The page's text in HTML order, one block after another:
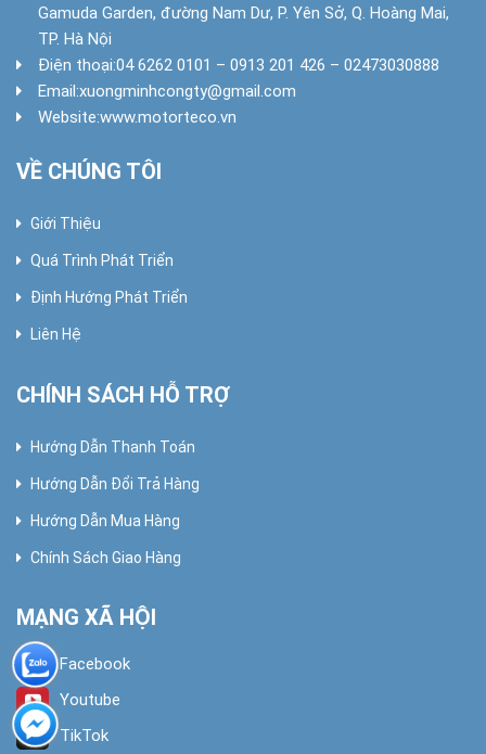
Gamuda Garden, đường Nam Dư, P. Yên Sở, Q. Hoàng Mai,
TP. Hà Nội
Điện thoại:04 6262 0101 – 0913 201 426 – 02473030888
Email:xuongminhcongty@gmail.com
Website:www.motorteco.vn
VỀ CHÚNG TÔI
Giới Thiệu
Quá Trình Phát Triển
Định Hướng Phát Triển
Liên Hệ
CHÍNH SÁCH HỖ TRỢ
Hướng Dẫn Thanh Toán
Hướng Dẫn Đổi Trả Hàng
Hướng Dẫn Mua Hàng
Chính Sách Giao Hàng
MẠNG XÃ HỘI
Facebook
Youtube
TikTok